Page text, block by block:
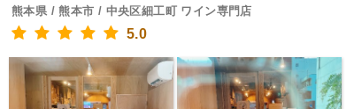
熊本県 / 熊本市 / 中央区細工町 ワイン専門店
5.0